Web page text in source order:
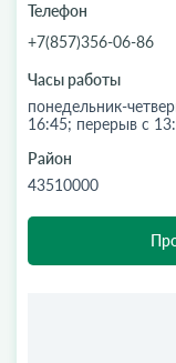
Телефон
+7(857)356-06-86
Часы работы
понедельник-
16:45; перерыв с
Район
43510000